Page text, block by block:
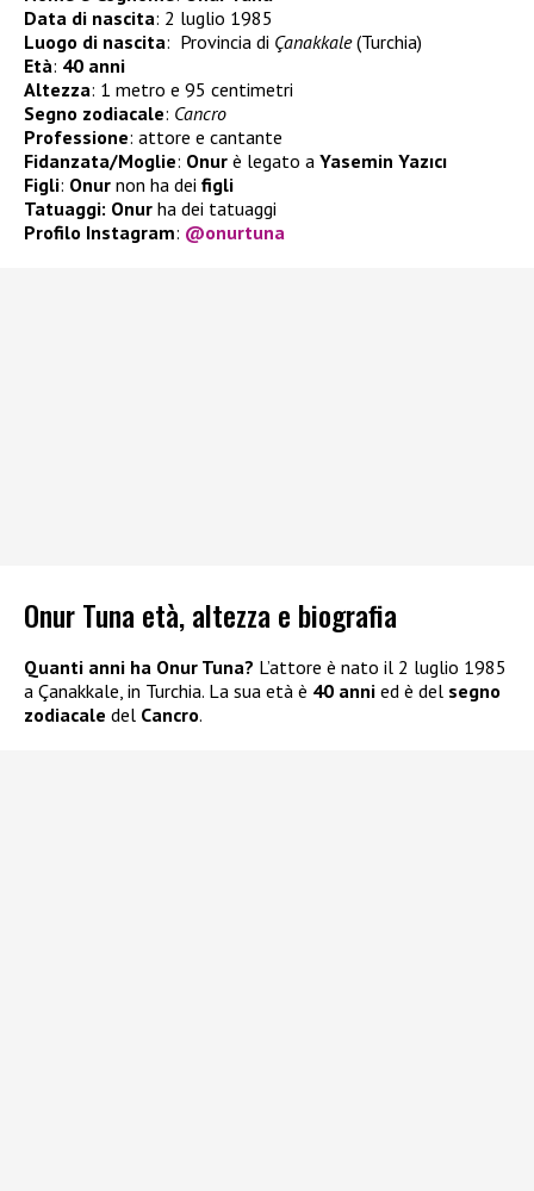
Data di nascita: 2 luglio 1985
Luogo di nascita: Provincia di Çanakkale(Turchia)
Età: 40 anni
Altezza: 1 metro e 95 centimetri
Segno zodiacale: Cancro
Professione: attore e cantante
Fidanzata/Moglie: Onur è legato a Yasemin Yazıcı
Figli: Onur non ha dei figli
Tatuaggi: Onur ha dei tatuaggi
Profilo Instagram: @onurtuna
Onur Tuna età, altezza e biografia
Quanti anni ha Onur Tuna? L’attore è nato il 2 luglio 1985
a Çanakkale, in Turchia. La sua età è 40 anni ed è del segno
zodiacale del Cancro.